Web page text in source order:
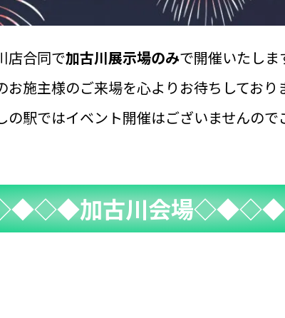
店合同で加古川展示場のみで開催いたしま
施主様のご来場を心よりお待ちしており
駅ではイベント開催はございませんので
加古川会場◇◆◇